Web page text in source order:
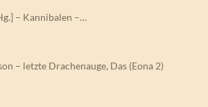
– Kannibalen –…
– letzte Drachenauge, Das (Eona 2)